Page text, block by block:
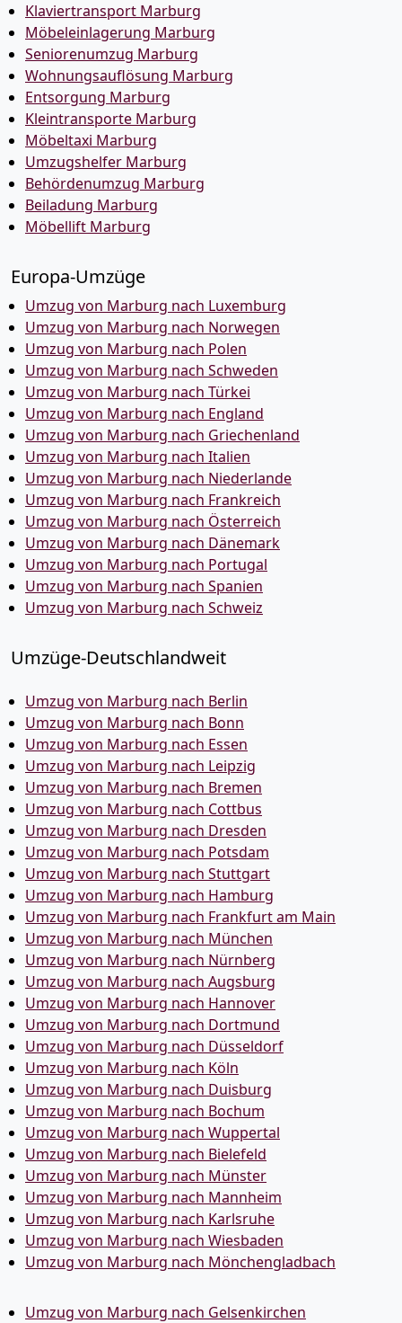
Klaviertransport Marburg
Möbeleinlagerung Marburg
Seniorenumzug Marburg
Wohnungsauflösung Marburg
Entsorgung Marburg
Kleintransporte Marburg
Möbeltaxi Marburg
Umzugshelfer Marburg
Behördenumzug Marburg
Beiladung Marburg
Möbellift Marburg
Europa-Umzüge
Umzug von Marburg nach Luxemburg
Umzug von Marburg nach Norwegen
Umzug von Marburg nach Polen
Umzug von Marburg nach Schweden
Umzug von Marburg nach Türkei
Umzug von Marburg nach England
Umzug von Marburg nach Griechenland
Umzug von Marburg nach Italien
Umzug von Marburg nach Niederlande
Umzug von Marburg nach Frankreich
Umzug von Marburg nach Österreich
Umzug von Marburg nach Dänemark
Umzug von Marburg nach Portugal
Umzug von Marburg nach Spanien
Umzug von Marburg nach Schweiz
Umzüge-Deutschlandweit
Umzug von Marburg nach Berlin
Umzug von Marburg nach Bonn
Umzug von Marburg nach Essen
Umzug von Marburg nach Leipzig
Umzug von Marburg nach Bremen
Umzug von Marburg nach Cottbus
Umzug von Marburg nach Dresden
Umzug von Marburg nach Potsdam
Umzug von Marburg nach Stuttgart
Umzug von Marburg nach Hamburg
Umzug von Marburg nach Frankfurt am Main
Umzug von Marburg nach München
Umzug von Marburg nach Nürnberg
Umzug von Marburg nach Augsburg
Umzug von Marburg nach Hannover
Umzug von Marburg nach Dortmund
Umzug von Marburg nach Düsseldorf
Umzug von Marburg nach Köln
Umzug von Marburg nach Duisburg
Umzug von Marburg nach Bochum
Umzug von Marburg nach Wuppertal
Umzug von Marburg nach Bielefeld
Umzug von Marburg nach Münster
Umzug von Marburg nach Mannheim
Umzug von Marburg nach Karlsruhe
Umzug von Marburg nach Wiesbaden
Umzug von Marburg nach Mönchen­gladbach
Umzug von Marburg nach Gelsenkirchen